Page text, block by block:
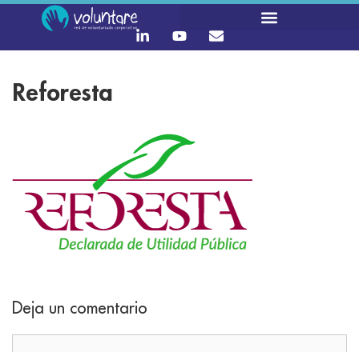
Reforesta
Deja un comentario